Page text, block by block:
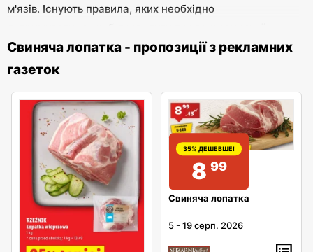
м'язів. Існують правила, яких необхідно
лопатки. На поверхні лопатки не повинно бути крові і
не повинно бути пошкоджених кісток. Пліснява і
бути злегка вологим. Колір лопатки та її запах також
мають важливе значення. Рекомендується, щоб він
був світло-рожевого кольору. Жир на м'ясі повинен
бути білим, злегка кремовим або рожевим.
Заморожена свиняча лопатка може мати злегка
сіруватий відтінок. Аромат повинен бути відповідним і
специфічним для м'яса. Свиняча лопатка
використовується в багатьох кулінарних рецептах.
Свиняча лопатка - пропозиції з рекламних
газеток
35% ДЕШЕВШЕ!
8 99
Свиняча лопатка
5 -19 серп. 2026